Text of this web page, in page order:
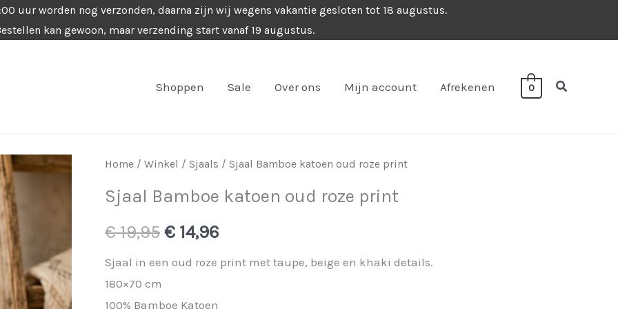
uur worden nog verzonden, daarna zijn wij wegens vakantie gesloten tot 18 augustus.
kan gewoon, maar verzending start vanaf 19 augustus.
Shoppen Sale Over ons Mijn account Afrekenen 0 Zoeken
Home / Winkel / Sjaals / Sjaal Bamboe katoen oud roze print
Sjaal Bamboe katoen oud roze print
€19,95 Oorspronkelijke
prijs
€ 14,96Huidige
prijs
Sjaal in een oud roze print met taupe, beige en khaki details.
180×70 cm
100% Bamboe Katoen